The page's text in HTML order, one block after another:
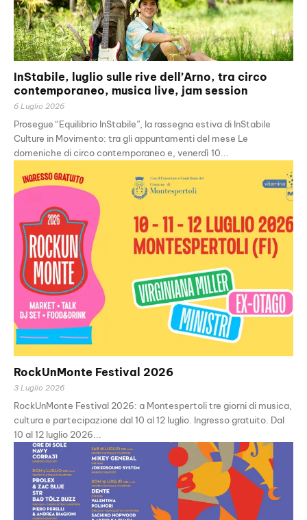
InStabile, luglio sulle rive dell’Arno, tra circo
contemporaneo, musica live, jam session
6 Luglio 2026
Prosegue “Equilibrio InStabile”, la rassegna estiva di InStabile
Culture in Movimento: tra gli appuntamenti del mese Le
domeniche di circo contemporaneo e, venerdì 10...
RockUnMonte Festival 2026
3 Luglio 2026
RockUnMonte Festival 2026: a Montespertoli tre giorni di musica,
cultura e partecipazione dal 10 al 12 luglio. Ingresso gratuito. Dal
10 al 12 luglio 2026...